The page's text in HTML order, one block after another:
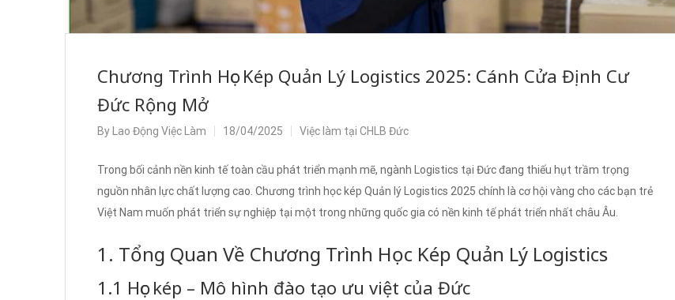
Chương Trình Học Kép Quản Lý Logistics 2025: Cánh Cửa Định Cư
Đức Rộng Mở
By Lao Động Việc Làm 18/04/2025 Việc làm tại CHLB Đức
Trong bối cảnh nền kinh tế toàn cầu phát triển mạnh mẽ, ngành Logistics tại Đức đang thiếu hụt trầm trọng
nguồn nhân lực chất lượng cao. Chương trình học kép Quản lý Logistics 2025 chính là cơ hội vàng cho các bạn trẻ
Việt Nam muốn phát triển sự nghiệp tại một trong những quốc gia có nền kinh tế phát triển nhất châu Âu.
1. Tổng Quan Về Chương Trình Học Kép Quản Lý Logistics
1.1 Học kép – Mô hình đào tạo ưu việt của Đức